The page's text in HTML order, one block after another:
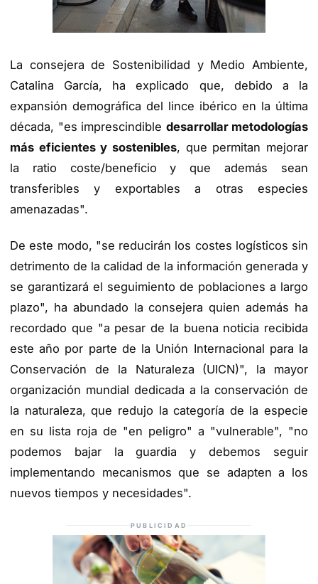
La consejera de Sostenibilidad y Medio Ambiente,
Catalina García, ha explicado que, debido a la
expansión demográfica del lince ibérico en la última
década, "es imprescindible desarrollar metodologías
más eficientes y sostenibles, que permitan mejorar
la ratio coste/beneficio y que además sean
transferibles y exportables a otras especies
amenazadas".
De este modo, "se reducirán los costes logísticos sin
detrimento de la calidad de la información generada y
se garantizará el seguimiento de poblaciones a largo
plazo", ha abundado la consejera quien además ha
recordado que "a pesar de la buena noticia recibida
este año por parte de la Unión Internacional para la
Conservación de la Naturaleza (UICN)", la mayor
organización mundial dedicada a la conservación de
la naturaleza, que redujo la categoría de la especie
en su lista roja de "en peligro" a "vulnerable", "no
podemos bajar la guardia y debemos seguir
implementando mecanismos que se adapten a los
nuevos tiempos y necesidades".
PUBLICIDAD